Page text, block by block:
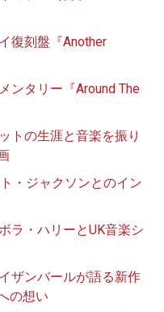
復刻盤『Another
ンタリー『Around The
トの生涯と音楽を振り
・ジャクソンとのイン
ラ・ハリーとUK音楽シ
ザンバールが語る新作
の想い